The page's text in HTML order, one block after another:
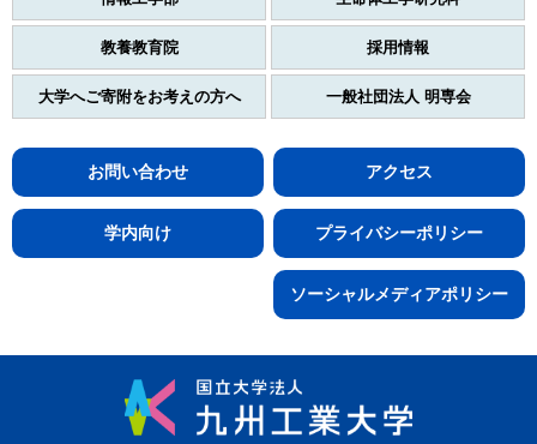
教養教育院 採用情報
大学へご寄附をお考えの方へ 一般社団法人 明専会
アクセス
お問い合わせ
プライバシーポリシー
学内向け
ソーシャルメディアポリシー